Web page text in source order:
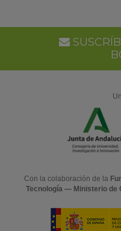
Con la colaboración de la
Tecnología — Ministerio de